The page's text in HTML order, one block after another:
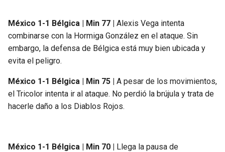
México 1-1 Bélgica | Min 77 | Alexis Vega intenta
combinarse con la Hormiga González en el ataque. Sin
embargo, la defensa de Bélgica está muy bien ubicada y
evita el peligro.
México 1-1 Bélgica | Min 75 | A pesar de los movimientos,
el Tricolor intenta ir al ataque. No perdió la brújula y trata de
hacerle daño a los Diablos Rojos.
México 1-1 Bélgica | Min 70 | Llega la pausa de